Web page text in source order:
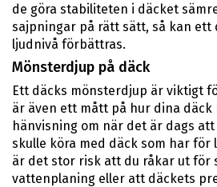
de göra stabiliteten i däcket
sajpningar på rätt sätt, så kan ett
ljudnivå förbättras.
Mönsterdjup på däck
Ett däcks mönsterdjup är viktigt
är även ett mått på hur dina däck
hänvisning om när det är dags att
skulle köra med däck som har för
är det stor risk att du råkar ut för
vattenplaning eller att däckets